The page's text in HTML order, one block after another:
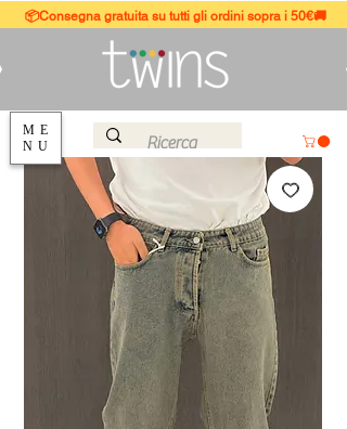
ME
NU
📦Consegna gratuita su tutti gli ordini sopra i 50€🚚